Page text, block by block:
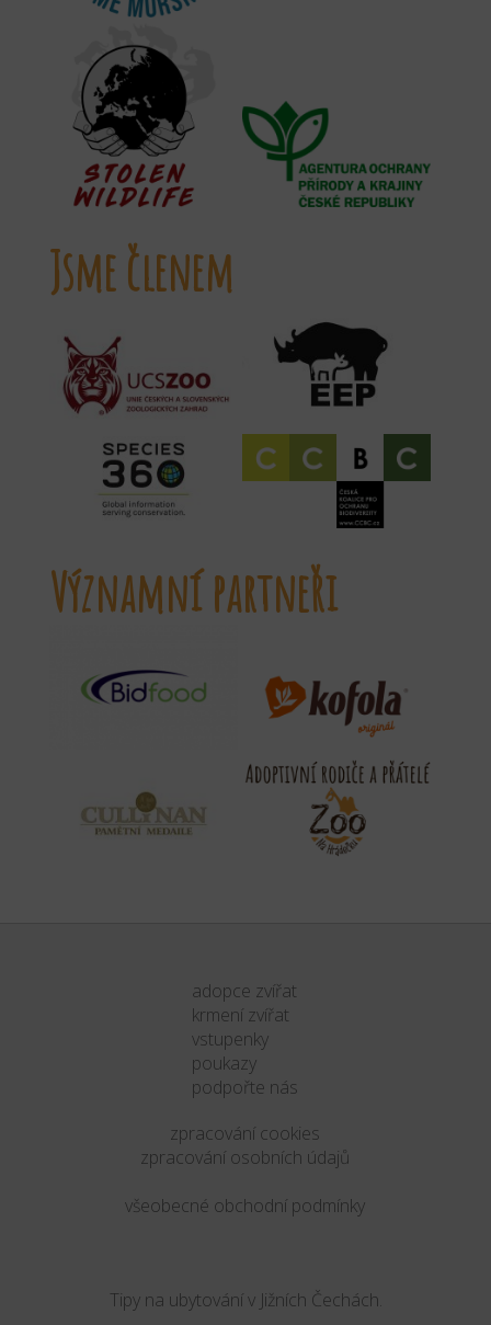
Jsme členem
Významní partneři
adopce zvířat
krmení zvířat
vstupenky
poukazy
podpořte nás
zpracování cookies
zpracování osobních údajů
všeobecné obchodní podmínky
Tipy na ubytování v Jižních Čechách.